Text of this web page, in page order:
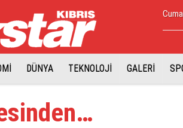
DÜNYA TEKNOLOJİ GALERİ